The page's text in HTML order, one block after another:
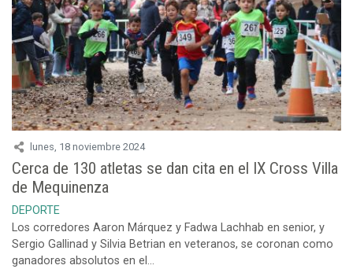
lunes, 18 noviembre 2024
Cerca de 130 atletas se dan cita en el IX Cross Villa
de Mequinenza
DEPORTE
Los corredores Aaron Márquez y Fadwa Lachhab en senior, y
Sergio Gallinad y Silvia Betrian en veteranos, se coronan como
ganadores absolutos en el...